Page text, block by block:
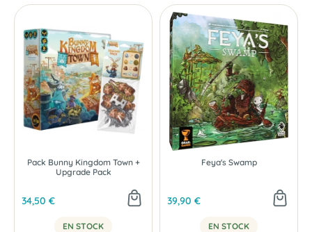
Pack Bunny Kingdom Town +
Upgrade Pack
34,50 €
EN STOCK
Feya's Swamp
39,90 €
EN STOCK